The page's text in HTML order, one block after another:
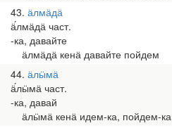
43 ӓлмӓдӓ
ӓ́лмӓдӓ част.
-ка, давайте
ӓлмӓдӓ кенӓ давайте пойдем
44 ӓлӹмӓ
ӓ́лӹмӓ част.
-ка, давай
ӓлӹмӓ кенӓ идем-ка, пойдем-ка